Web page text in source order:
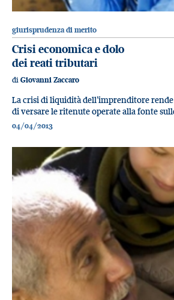
giurisprudenza di merito
Crisi economica e dolo
dei reati tributari
di Giovanni Zaccaro
La crisi di liquidità dell’imprenditore
di versare le ritenute operate alla fonte
04/04/2013